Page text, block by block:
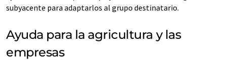
subyacente para adaptarlos al grupo destinatario.
Ayuda para la agricultura y las
empresas